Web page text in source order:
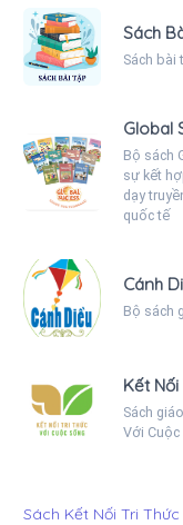
Sách
Sách bài
Global
Bộ sách
sự kết
dạy
quốc tế
Cánh
Bộ sách
Kết
Sách
Với Cuộc
Sách Kết Nối Tri